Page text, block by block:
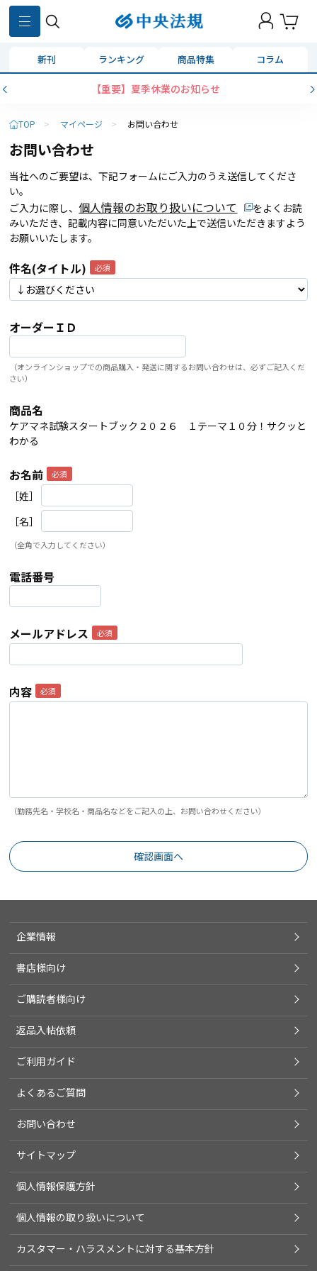
新刊 ランキング 商品特集 コラム
【重要】夏季休業のお知らせ
TOP > マイページ > お問い合わせ
お問い合わせ
当社へのご要望は、下記フォームにご入力のうえ送信してくださ
い。
ご入力に際し、 個人情報のお取り扱いについて
をよくお読
みいただき、記載内容に同意いただいた上で送信いただきますよう
お願いいたします。
件名(タイトル)
オーダーＩＤ
（オンラインショップでの商品購入・発送に関するお問い合わせは、必ずご記入くだ
さい）
商品名
ケアマネ試験スタートブック２０２６ １テーマ１０分！サクッと
わかる
お名前
［姓］
［名］
（全角で入力してください）
電話番号
メールアドレス
内容
（勤務先名・学校名・商品名などをご記入の上、お問い合わせください）
企業情報
書店様向け
ご購読者様向け
返品入帖依頼
ご利用ガイド
よくあるご質問
お問い合わせ
サイトマップ
個人情報保護方針
個人情報の取り扱いについて
カスタマー・ハラスメントに対する基本方針